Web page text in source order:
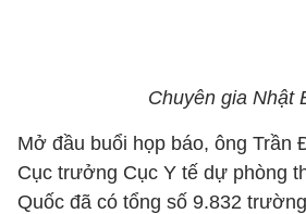
Chuyên gia Nhật
Mở đầu buổi họp báo, ông Trần
Cục trưởng Cục Y tế dự phòng
Quốc đã có tổng số 9.832